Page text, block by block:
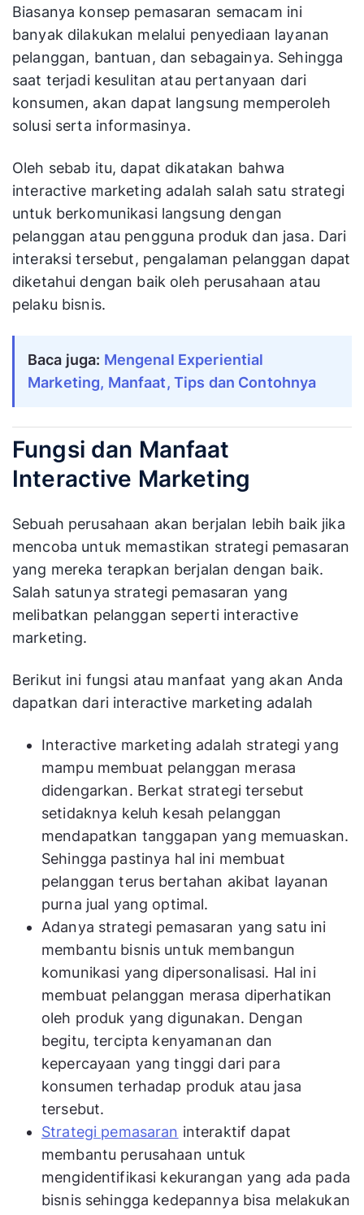
Biasanya konsep pemasaran semacam ini
banyak dilakukan melalui penyediaan layanan
pelanggan, bantuan, dan sebagainya. Sehingga
saat terjadi kesulitan atau pertanyaan dari
konsumen, akan dapat langsung memperoleh
solusi serta informasinya.
Oleh sebab itu, dapat dikatakan bahwa
interactive marketing adalah salah satu strategi
untuk berkomunikasi langsung dengan
pelanggan atau pengguna produk dan jasa. Dari
interaksi tersebut, pengalaman pelanggan dapat
diketahui dengan baik oleh perusahaan atau
pelaku bisnis.
Baca juga: Mengenal Experiential
Marketing, Manfaat, Tips dan Contohnya
Fungsi dan Manfaat
Interactive Marketing
Sebuah perusahaan akan berjalan lebih baik jika
mencoba untuk memastikan strategi pemasaran
yang mereka terapkan berjalan dengan baik.
Salah satunya strategi pemasaran yang
melibatkan pelanggan seperti interactive
marketing.
Berikut ini fungsi atau manfaat yang akan Anda
dapatkan dari interactive marketing adalah
Interactive marketing adalah strategi yang
mampu membuat pelanggan merasa
didengarkan. Berkat strategi tersebut
setidaknya keluh kesah pelanggan
mendapatkan tanggapan yang memuaskan.
Sehingga pastinya hal ini membuat
pelanggan terus bertahan akibat layanan
purna jual yang optimal.
Adanya strategi pemasaran yang satu ini
membantu bisnis untuk membangun
komunikasi yang dipersonalisasi. Hal ini
membuat pelanggan merasa diperhatikan
oleh produk yang digunakan. Dengan
begitu, tercipta kenyamanan dan
kepercayaan yang tinggi dari para
konsumen terhadap produk atau jasa
tersebut.
Strategi pemasaran interaktif dapat
membantu perusahaan untuk
mengidentifikasi kekurangan yang ada pada
bisnis sehingga kedepannya bisa melakukan